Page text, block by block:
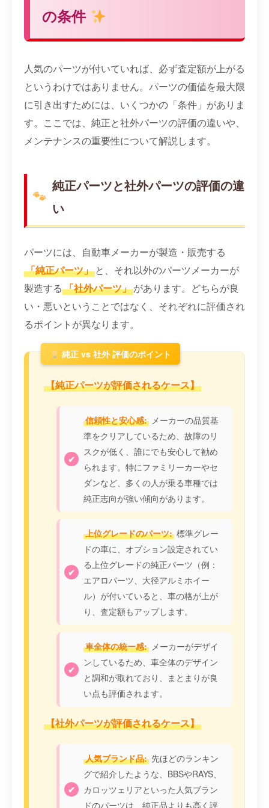
の条件
人気のパーツが付いていれば、必ず査定額が上がる
というわけではありません。パーツの価値を最大限
に引き出すためには、いくつかの「条件」がありま
す。ここでは、純正と社外パーツの評価の違いや、
メンテナンスの重要性について解説します。
純正パーツと社外パーツの評価の違
い
パーツには、自動車メーカーが製造・販売する
「純正パーツ」 と、それ以外のパーツメーカーが
製造する 「社外パーツ」があります。どちらが良
い・悪いということではなく、それぞれに評価され
るポイントが異なります。
純正 vs 社外 評価のポイント
【純正パーツが評価されるケース】
信頼性と安心感: メーカーの品質基
準をクリアしているため、故障のリ
スクが低く、誰にでも安心して勧め
られます。特にファミリーカーやセ
ダンなど、多くの人が乗る車種では
純正志向が強い傾向があります。
上位グレードのパーツ: 標準グレー
ドの車に、オプション設定されてい
る上位グレードの純正パーツ（例：
エアロパーツ、大径アルミホイー
ル）が付いていると、車の格が上が
り、査定額もアップします。
車全体の統一感: メーカーがデザイ
ンしているため、車全体のデザイン
と調和が取れており、まとまりが良
い点も評価されます。
【社外パーツが評価されるケース】
人気ブランド品: 先ほどのランキン
グで紹介したような、BBSやRAYS、
カロッツェリアといった人気ブラン
ドのパーツは、純正品よりも高く評